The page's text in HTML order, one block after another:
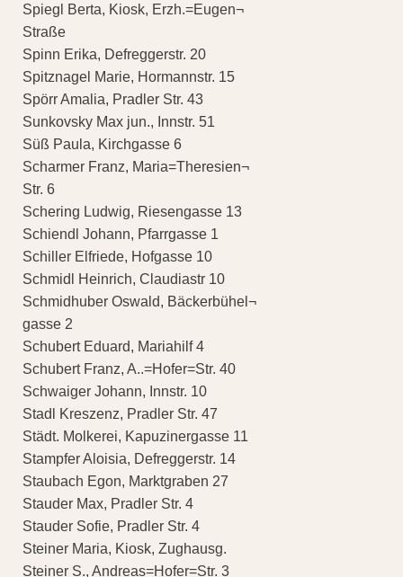
Spiegl Berta, Kiosk, Erzh.=Eugen¬
Straße
Spinn Erika, Defreggerstr. 20
Spitznagel Marie, Hormannstr. 15
Spörr Amalia, Pradler Str. 43
Sunkovsky Max jun., Innstr. 51
Süß Paula, Kirchgasse 6
Scharmer Franz, Maria=Theresien¬
Str. 6
Schering Ludwig, Riesengasse 13
Schiendl Johann, Pfarrgasse 1
Schiller Elfriede, Hofgasse 10
Schmidl Heinrich, Claudiastr 10
Schmidhuber Oswald, Bäckerbühel¬
gasse 2
Schubert Eduard, Mariahilf 4
Schubert Franz, A..=Hofer=Str. 40
Schwaiger Johann, Innstr. 10
Stadl Kreszenz, Pradler Str. 47
Städt. Molkerei, Kapuzinergasse 11
Stampfer Aloisia, Defreggerstr. 14
Staubach Egon, Marktgraben 27
Stauder Max, Pradler Str. 4
Stauder Sofie, Pradler Str. 4
Steiner Maria, Kiosk, Zughausg.
Steiner S., Andreas=Hofer=Str. 3